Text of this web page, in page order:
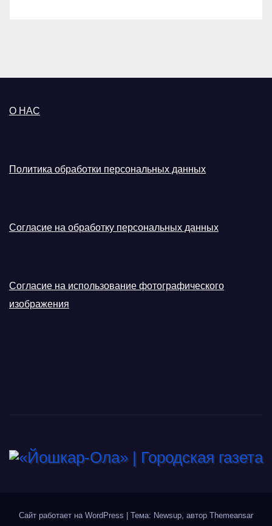
О НАС
Политика обработки персональных данных
Согласие на обработку персональных данных
Согласие на использование фотографического
изображения
Сайт работает на WordPress Тема: Newsup, автор Themeansar